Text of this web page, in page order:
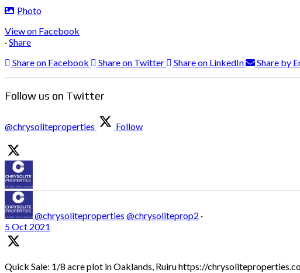
Photo
View on Facebook
·Share
Share on Facebook
Share on Twitter Share on LinkedIn Share by
Follow us on Twitter
@chrysoliteproperties Follow
@chrysoliteproperties @chrysoliteprop2 ·
5 Oct 2021
Quick Sale: 1/8 acre plot in Oaklands, Ruiru https://